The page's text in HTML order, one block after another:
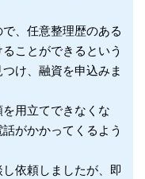
、任意整理歴のある
ことができるという
け、融資を申込みま
用立てできなくな
がかかってくるよう
依頼しましたが、即